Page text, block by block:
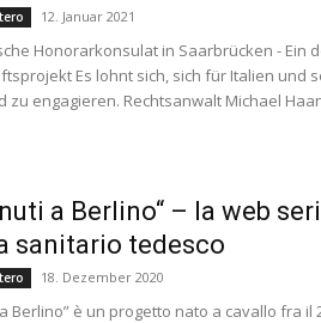
12. Januar 2021
Honorarkonsulat in Saarbrücken - Ein
Es lohnt sich, sich für Italien und
zu engagieren. Rechtsanwalt Michael
a Berlino“ – la web
sanitario tedesco
18. Dezember 2020
Berlino” è un progetto nato a cavallo fra il